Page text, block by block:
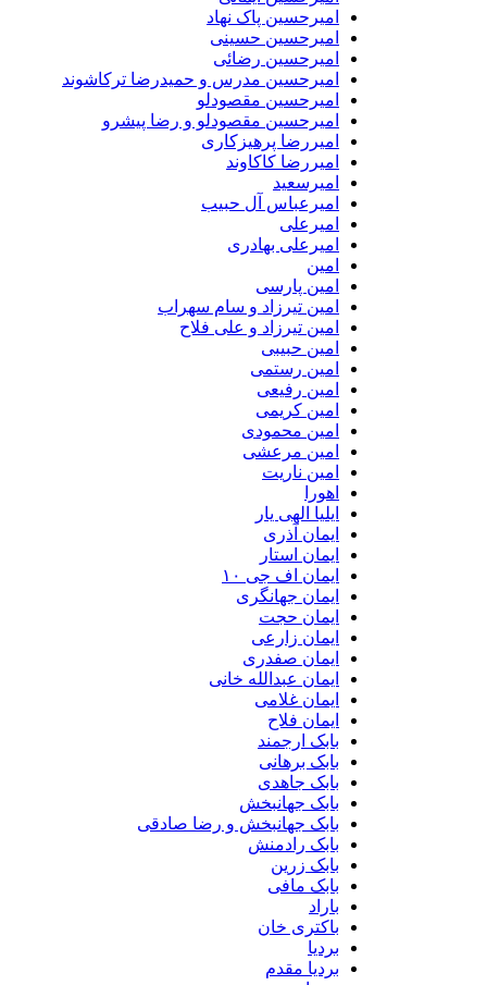
امیرحسین پاک نهاد
امیرحسین حسینی
امیرحسین رضائی
امیرحسین مدرس و حمیدرضا ترکاشوند
امیرحسین مقصودلو
امیرحسین مقصودلو و رضا پیشرو
امیررضا پرهیزکاری
امیررضا کاکاوند
امیرسعید
امیرعباس آل حبیب
امیرعلی
امیرعلی بهادری
امین
امین پارسی
امین تیرزاد و سام سهراب
امین تیرزاد و علی فلاح
امین حبیبی
امین رستمی
امین رفیعی
امین کریمی
امین محمودی
امین مرعشی
امین ناریت
اهورا
ایلیا الهی یار
ایمان آذری
ایمان استار
ایمان اف جی ۱۰
ایمان جهانگری
ایمان حجت
ایمان زارعی
ایمان صفدری
ایمان عبدالله خانی
ایمان غلامی
ایمان فلاح
بابک ارجمند
بابک برهانی
بابک جاهدی
بابک جهانبخش
بابک جهانبخش و رضا صادقی
بابک رادمنش
بابک زرین
بابک مافی
باراد
باکتری خان
بردیا
بردیا مقدم